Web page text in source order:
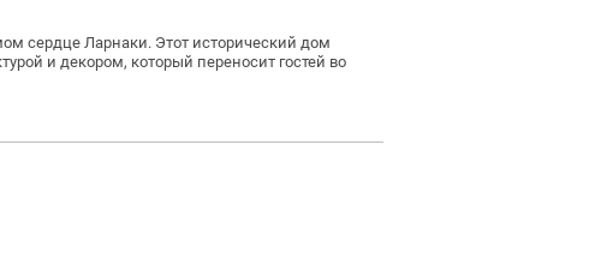
сердце Ларнаки. Этот исторический дом
и декором, который переносит гостей во